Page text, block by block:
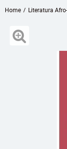
Home Literatura